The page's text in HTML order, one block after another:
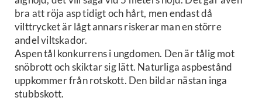
bra att röja asp tidigt och hårt, men endast då
vilttrycket är lågt annars riskerar man en större
andel viltskador.
Aspen tål konkurrens i ungdomen. Den är tålig mot
snöbrott och skiktar sig lätt. Naturliga aspbestånd
uppkommer från rotskott. Den bildar nästan inga
stubbskott.